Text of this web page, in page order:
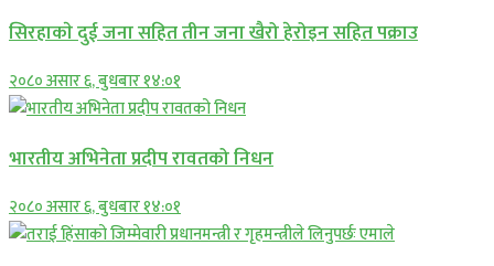
सिरहाकाे दुई जना सहित तीन जना खैरो हेरोइन सहित पक्राउ
२०८० असार ६, बुधबार १४:०१
भारतीय अभिनेता प्रदीप रावतको निधन
२०८० असार ६, बुधबार १४:०१